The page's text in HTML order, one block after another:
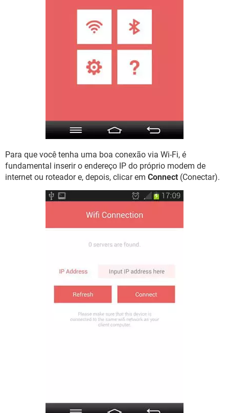
Para que você tenha uma boa conexão via Wi-Fi, é
fundamental inserir o endereço IP do próprio modem de
internet ou roteador e, depois, clicar em Connect (Conectar).